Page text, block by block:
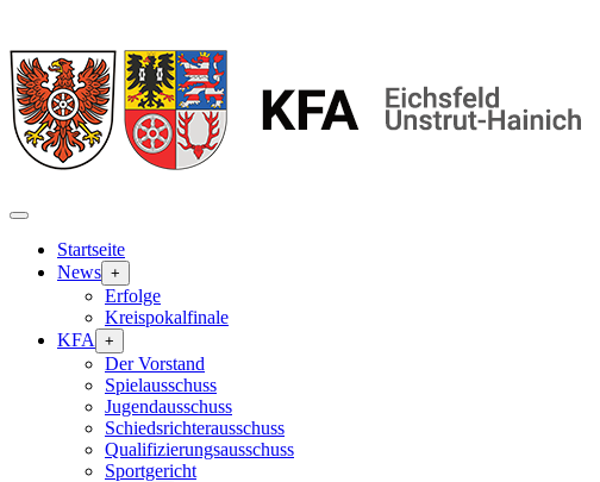
Startseite
News +
Erfolge
Kreispokalfinale
KFA
+
Der Vorstand
Spielausschuss
Jugendausschuss
Schiedsrichterausschuss
Qualifizierungsausschuss
Sportgericht